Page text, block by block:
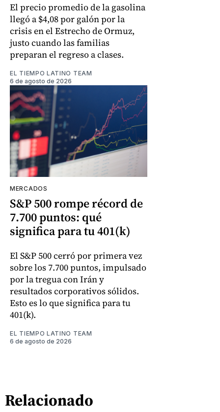
El precio promedio de la gasolina
llegó a $4,08 por galón por la
crisis en el Estrecho de Ormuz,
justo cuando las familias
preparan el regreso a clases.
EL TIEMPO LATINO TEAM
6 de agosto de 2026
MERCADOS
S&P 500 rompe récord de
7.700 puntos: qué
significa para tu 401(k)
El S&P 500 cerró por primera vez
sobre los 7.700 puntos, impulsado
por la tregua con Irán y
resultados corporativos sólidos.
Esto es lo que significa para tu
401(k).
EL TIEMPO LATINO TEAM
6 de agosto de 2026
Relacionado